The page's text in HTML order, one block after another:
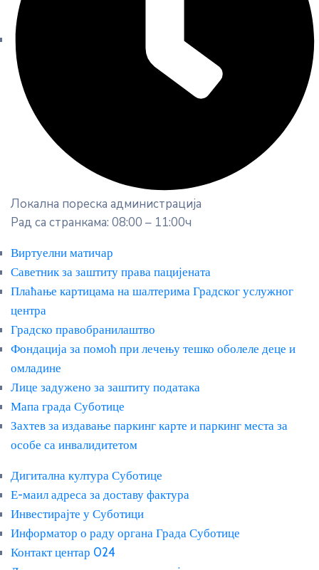
Локална пореска администрација
Рад са странкама: 08:00 – 11:00ч
Виртуелни матичар
Саветник за заштиту права пацијената
Плаћање картицама на шалтерима Градског услужног
центра
Градско правобранилаштво
Фондација за помоћ при лечењу тешко оболеле деце и
омладине
Лице задужено за заштиту података
Мапа града Суботице
Захтев за издавање паркинг карте и паркинг места за
особе са инвалидитетом
Дигитална култура Суботице
Е-маил адреса за доставу фактура
Инвестирајте у Суботици
Информатор о раду органа Града Суботице
Контакт центар 024